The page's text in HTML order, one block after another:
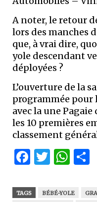
A noter, le retour
lors des manches
que, à vrai dire,
yole descendant
déployées ?
L’ouverture de la
programmée pour
avec la une
les 10 premières
classement
Facebook
TAGS BÉBÉ-YOLE